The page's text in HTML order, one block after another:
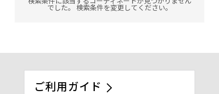
でした。 検索条件を変更してください。
ご利用ガイド